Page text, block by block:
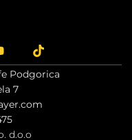
Podgorica
7
d.o.o